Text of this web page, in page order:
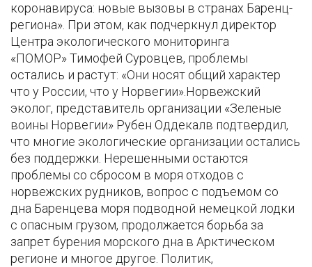
коронавируса: новые вызовы в странах Баренц-
региона». При этом, как подчеркнул директор
Центра экологического мониторинга
«ПОМОР» Тимофей Суровцев, проблемы
остались и растут: «Они носят общий характер
что у России, что у Норвегии».Норвежский
эколог, представитель организации «Зеленые
воины Норвегии» Рубен Оддекалв подтвердил,
что многие экологические организации остались
без поддержки. Нерешенными остаются
проблемы со сбросом в моря отходов с
норвежских рудников, вопрос с подъемом со
дна Баренцева моря подводной немецкой лодки
с опасным грузом, продолжается борьба за
запрет бурения морского дна в Арктическом
регионе и многое другое. Политик,